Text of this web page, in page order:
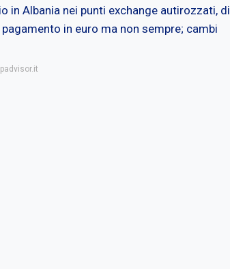
in Albania nei punti exchange autirozzati, di
in euro ma non sempre; cambi